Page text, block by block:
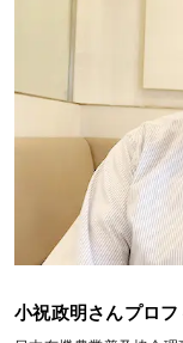
小祝政明さんプロフ